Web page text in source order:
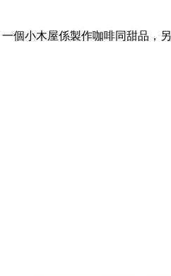
個小木屋係製作咖啡同甜品，